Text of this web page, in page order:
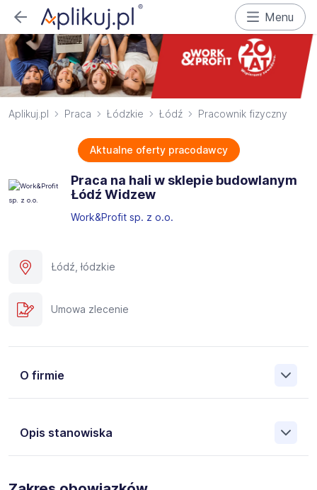
Menu
Aplikuj.pl Praca Łódzkie Łódź Pracownik fizyczny
Aktualne oferty pracodawcy
Praca na hali w sklepie budowlanym
Łódź Widzew
Work&Profit sp. z o.o.
Łódź, łódzkie
Umowa zlecenie
O firmie
Opis stanowiska
Pośrednictwa Pracy i Doradztwa Personalnego Work &